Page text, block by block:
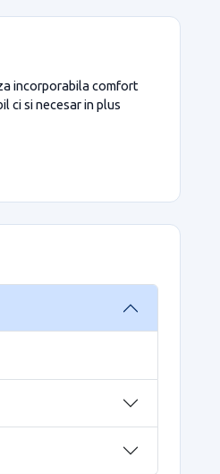
incorporabila comfort
ci si necesar in plus